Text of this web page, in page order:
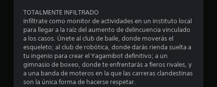
a
c
i
o
TOTALMENTE INFILTRADO
Infíltrate como monitor de actividades en un instituto local
para llegar a la raíz del aumento de delincuencia vinculado
a los casos. Únete al club de baile, donde moverás el
esqueleto; al club de robótica, donde darás rienda suelta a
tu ingenio para crear el Yagamibot definitivo; a un
gimnasio de boxeo, donde te enfrentarás a fieros rivales, y
a una banda de moteros en la que las carreras clandestinas
son la única forma de hacerse respetar.